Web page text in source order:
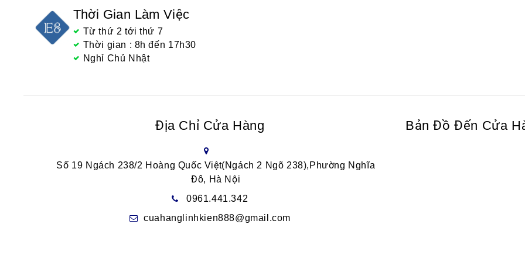
Thời Gian Làm Việc
Từ thứ 2 tới thứ 7
Thời gian : 8h đến 17h30
Nghỉ Chủ Nhật
Địa Chỉ Cửa Hàng
Số 19 Ngách 238/2 Hoàng Quốc Việt(Ngách 2 Ngõ 238),Phường Nghĩa
Đô, Hà Nội
0961.441.342
cuahanglinhkien888@gmail.com
Bản Đồ Đến Cửa